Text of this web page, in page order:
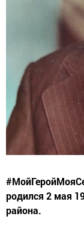
родился 2 мая
района.